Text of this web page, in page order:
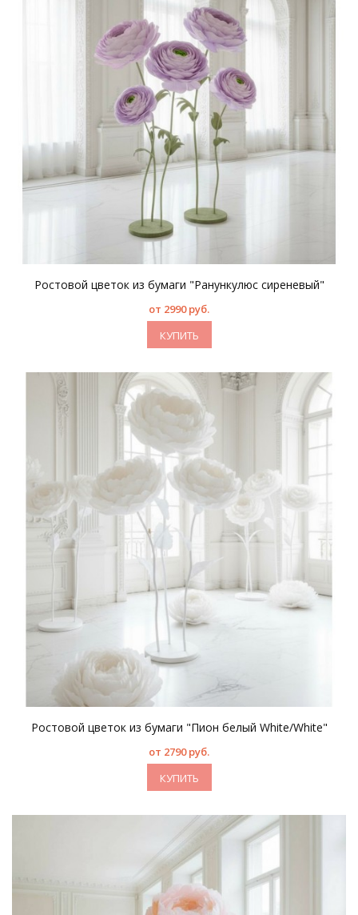
Ростовой цветок из бумаги "Ранункулюс сиреневый"
от 2990 руб.
КУПИТЬ
Ростовой цветок из бумаги "Пион белый White/White"
от 2790 руб.
КУПИТЬ